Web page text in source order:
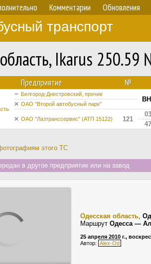
Комментарии Обновления
транспорт
Ikarus
Предприятие №
Белгород-Днестровский, прочие
ОАО "Второй автобусный парк"
ОАО "Лазтранссервис" (АТП 15122) 121
этого ТС
в другое предприятие или на завод
Одесская область,
Маршрут Одесса —
25 апреля 2010 г.,
Автор: Alex-Od